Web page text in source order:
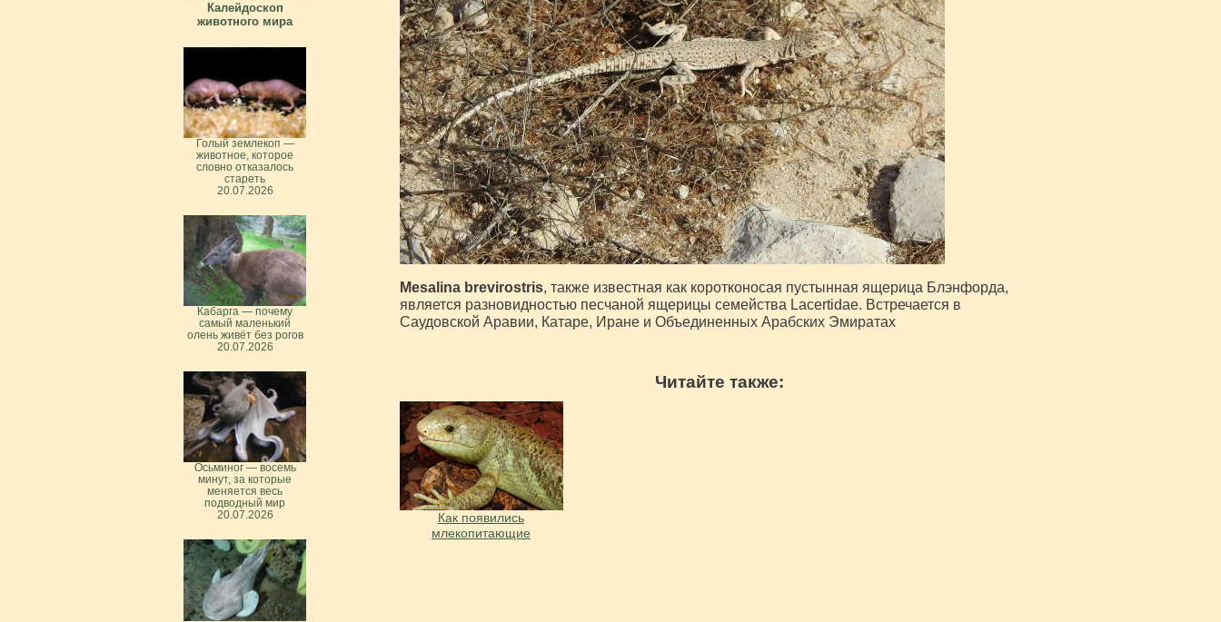
Mesalina brevirostris, также известная как коротконосая пустынная ящерица Блэнфорда,
является разновидностью песчаной ящерицы семейства Lacertidae. Встречается в
Саудовской Аравии, Катаре, Иране и Объединенных Арабских Эмиратах
Читайте также:
Как появились
млекопитающие
Калейдоскоп
животного мира
Голый землекоп —
животное, которое
словно отказалось
стареть
20.07.2026
Кабарга — почему
самый маленький
олень живёт без рогов
20.07.2026
Осьминог — восемь
минут, за которые
меняется весь
подводный мир
20.07.2026